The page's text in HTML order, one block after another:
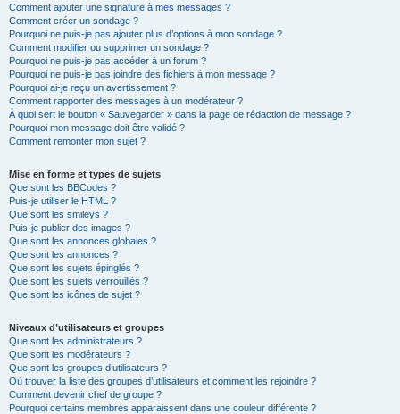
Comment ajouter une signature à mes messages ?
Comment créer un sondage ?
Pourquoi ne puis-je pas ajouter plus d’options à mon sondage ?
Comment modifier ou supprimer un sondage ?
Pourquoi ne puis-je pas accéder à un forum ?
Pourquoi ne puis-je pas joindre des fichiers à mon message ?
Pourquoi ai-je reçu un avertissement ?
Comment rapporter des messages à un modérateur ?
À quoi sert le bouton « Sauvegarder » dans la page de rédaction de message ?
Pourquoi mon message doit être validé ?
Comment remonter mon sujet ?
Mise en forme et types de sujets
Que sont les BBCodes ?
Puis-je utiliser le HTML ?
Que sont les smileys ?
Puis-je publier des images ?
Que sont les annonces globales ?
Que sont les annonces ?
Que sont les sujets épinglés ?
Que sont les sujets verrouillés ?
Que sont les icônes de sujet ?
Niveaux d’utilisateurs et groupes
Que sont les administrateurs ?
Que sont les modérateurs ?
Que sont les groupes d’utilisateurs ?
Où trouver la liste des groupes d’utilisateurs et comment les rejoindre ?
Comment devenir chef de groupe ?
Pourquoi certains membres apparaissent dans une couleur différente ?